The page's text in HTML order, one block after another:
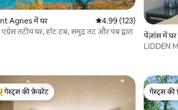
150 समीक्षाएँ
Agnes में घर औसत रेटिंग 5 में से 4.99, 123
4.99 (123)
तटीय घर, हॉट टब, समुद्र तट और पब द्वारा
पेंज़ांस में घर
LIDDEN
का टॉप फ़ेवरेट
गेस्ट्स की फ़ेवरेट
गेस्ट्स
गेस्ट्स की